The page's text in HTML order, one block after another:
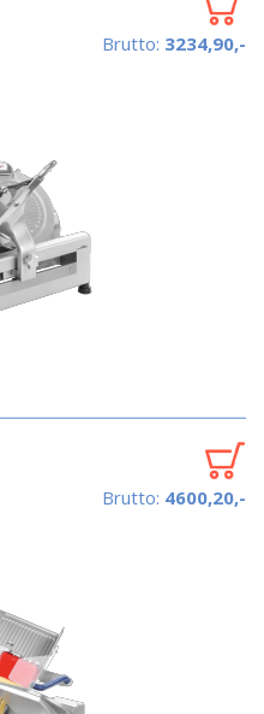
Brutto: 3234,90,-
Brutto: 4600,20,-